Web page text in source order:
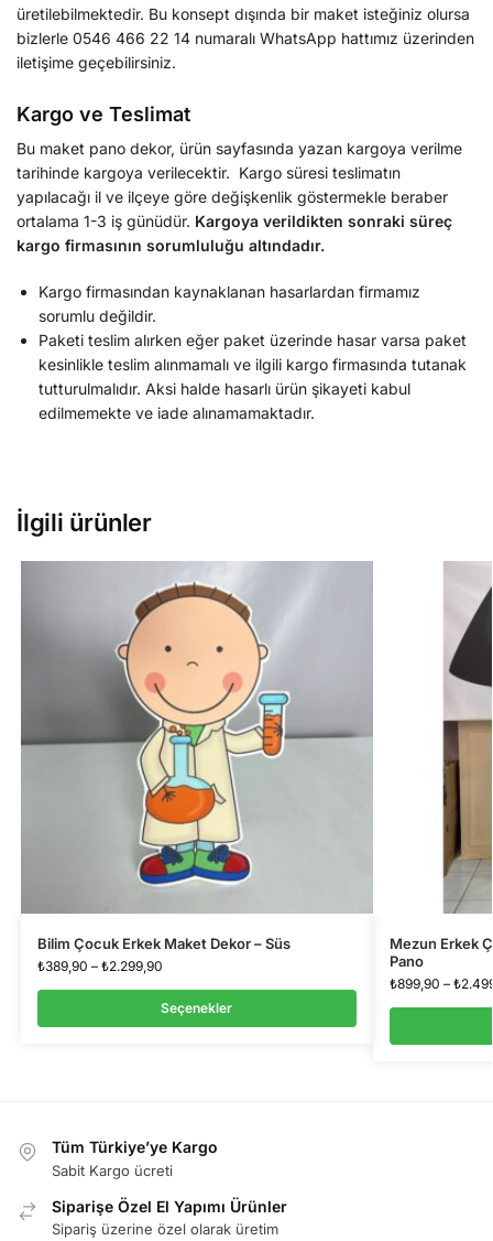
üretilebilmektedir. Bu konsept dışında bir maket isteğiniz olursa
bizlerle 0546 466 22 14 numaralı WhatsApp hattımız üzerinden
iletişime geçebilirsiniz.
Kargo ve Teslimat
Bu maket pano dekor, ürün sayfasında yazan kargoya verilme
tarihinde kargoya verilecektir. Kargo süresi teslimatın
yapılacağı il ve ilçeye göre değişkenlik göstermekle beraber
ortalama 1-3 iş günüdür. Kargoya verildikten sonraki süreç
kargo firmasının sorumluluğu altındadır.
Kargo firmasından kaynaklanan hasarlardan firmamız
sorumlu değildir.
Paketi teslim alırken eğer paket üzerinde hasar varsa paket
kesinlikle teslim alınmamalı ve ilgili kargo firmasında tutanak
tutturulmalıdır. Aksi halde hasarlı ürün şikayeti kabul
edilmemekte ve iade alınamamaktadır.
İlgili ürünler
Bilim Çocuk Erkek Maket Dekor – Süs
₺389,90 – ₺2.299,90
Seçenekler
Mezun Erkek
Pano
₺899,90 – ₺
Tüm Türkiye’ye Kargo
Sabit Kargo ücreti
Siparişe Özel El Yapımı Ürünler
Sipariş üzerine özel olarak üretim